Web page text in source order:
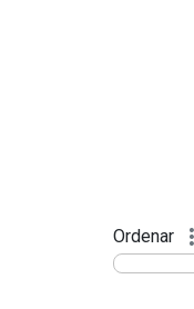
Ordenar